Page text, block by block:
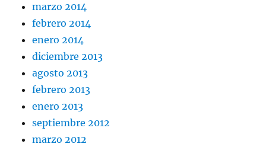
marzo 2014
febrero 2014
enero 2014
diciembre 2013
agosto 2013
febrero 2013
enero 2013
septiembre 2012
marzo 2012